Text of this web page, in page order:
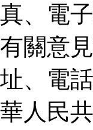
真、電
有關意
址、電
華人民